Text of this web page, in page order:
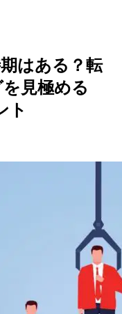
はある？転
見極める
ト